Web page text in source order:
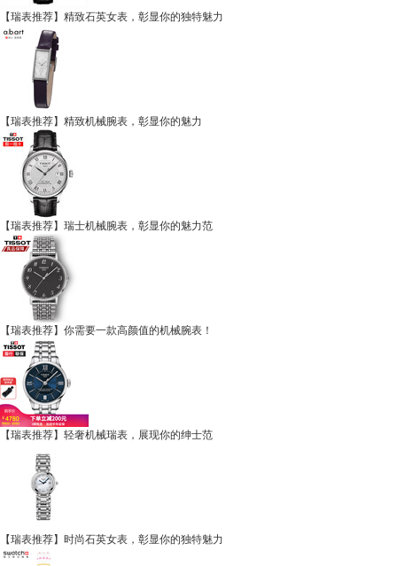
【瑞表推荐】精致石英女表，彰显你的独特魅力
【瑞表推荐】精致机械腕表，彰显你的魅力
【瑞表推荐】瑞士机械腕表，彰显你的魅力范
【瑞表推荐】你需要一款高颜值的机械腕表！
【瑞表推荐】轻奢机械瑞表，展现你的绅士范
【瑞表推荐】时尚石英女表，彰显你的独特魅力